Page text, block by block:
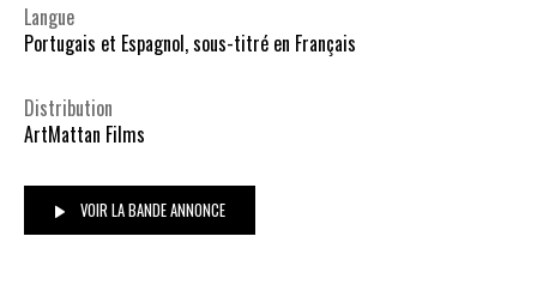
Langue
Portugais et Espagnol, sous-titré en Français
Distribution
ArtMattan Films
VOIR LA BANDE ANNONCE